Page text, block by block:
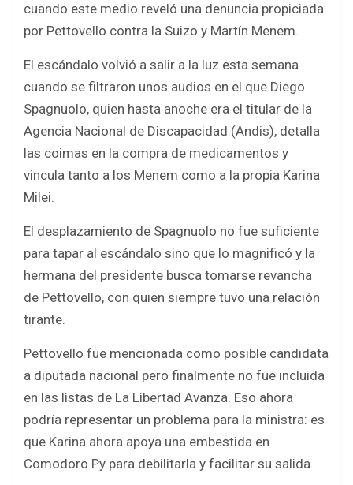
cuando este medio reveló una denuncia propiciada
por Pettovello contra la Suizo y Martín Menem.
El escándalo volvió a salir a la luz esta semana
cuando se filtraron unos audios en el que Diego
Spagnuolo, quien hasta anoche era el titular de la
Agencia Nacional de Discapacidad (Andis), detalla
las coimas en la compra de medicamentos y
vincula tanto a los Menem como a la propia Karina
Milei.
El desplazamiento de Spagnuolo no fue suficiente
para tapar al escándalo sino que lo magnificó y la
hermana del presidente busca tomarse revancha
de Pettovello, con quien siempre tuvo una relación
tirante.
Pettovello fue mencionada como posible candidata
a diputada nacional pero finalmente no fue incluida
en las listas de La Libertad Avanza. Eso ahora
podría representar un problema para la ministra: es
que Karina ahora apoya una embestida en
Comodoro Py para debilitarla y facilitar su salida.